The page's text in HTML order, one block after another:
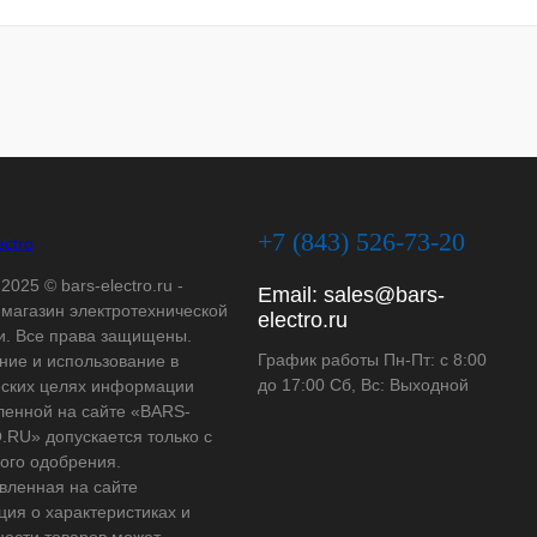
© bars-electro.ru -
электротехнической
Все права защищены.
и использование в
целях информации
на сайте «BARS-
допускается только с
одобрения.
на сайте
о характеристиках и
+7 (843) 526-73-20
Email: sales@bars-
electro.ru
График работы Пн-Пт: с 8:00
до 17:00 Сб, Вс: Выходной